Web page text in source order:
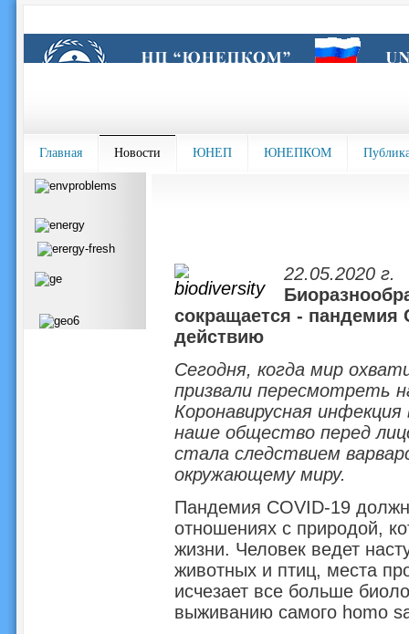
Главная Новости ЮНЕП ЮНЕПКОМ
22.05.2020 г.
сокращается - пандемия
действию
Сегодня, когда мир
призвали пересмотреть
Коронавирусная инфекция
наше общество перед
стала следствием
окружающему миру.
Пандемия COVID-19
отношениях с природой,
жизни. Человек ведет
животных и птиц, места
исчезает все больше
выживанию самого homo